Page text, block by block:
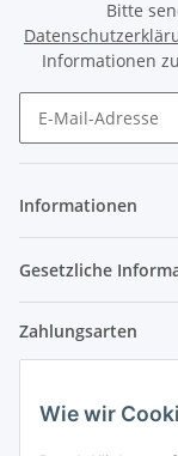
Wie wir
Bitte
Informationen
Informationen
Gesetzliche
Zahlungsarten
Versandpartner